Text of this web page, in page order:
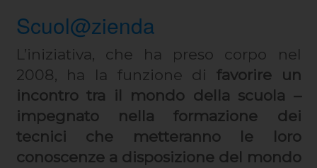
Scuol@zienda
L’iniziativa, che ha preso corpo nel
2008, ha la funzione di favorire un
incontro tra il mondo della scuola –
impegnato nella formazione dei
tecnici che metteranno le loro
conoscenze a disposizione del mondo